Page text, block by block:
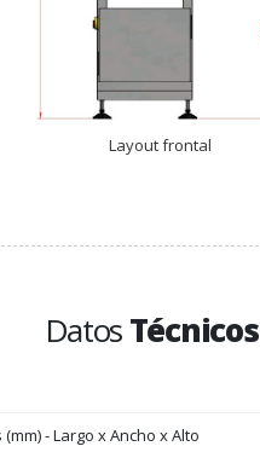
Layout frontal
DatosTécnicos
- Largo x Ancho x Alto